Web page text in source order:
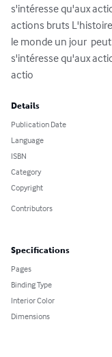
s'intéresse qu'aux
actions bruts
le monde un jour
s'intéresse qu'aux
actio
Details
Publication Date
Language
ISBN
Category
Copyright
Contributors
Specifications
Pages
Binding Type
Interior Color
Dimensions